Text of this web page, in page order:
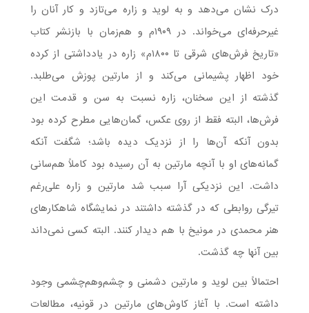
درک نشان می‌دهد و به لوید و زاره می‌تازد و کار آنان را
غیرحرفه‌ای می‌خواند. در ۱۹۰۹م و هم‌زمان با بازنشر کتاب
«تاریخ فرش‌های شرقی تا ۱۸۰۰م» زاره در یادداشتی از کرده
خود اظهار پشیمانی می‌کند و از مارتین پوزش می‌طلبد.
گذشته از این سخنان، زاره نسبت به سن و قدمت این
فرش‌ها، البته فقط از روی عکس، گمان‌هایی مطرح کرده بود
بدون آنکه آن‌ها را از نزدیک دیده باشد؛ شگفت آنکه
گمانه‌های او با آنچه مارتین به آن رسیده بود کاملاً هم‌سانی
داشت. این نزدیکی آرا سبب شد مارتین و زاره علی‌رغم
تیرگی روابطی که در گذشته داشتند در نمایشگاه شاهکارهای
هنر محمدی در مونیخ با هم دیدار کنند. البته کسی نمی‌داند
بین آنها چه گذشت.
احتمالاً بین لوید و مارتین دشمنی و چشم‌وهم‌چشمی وجود
داشته است. با آغاز کاوش‌های مارتین در قونیه، مطالعات